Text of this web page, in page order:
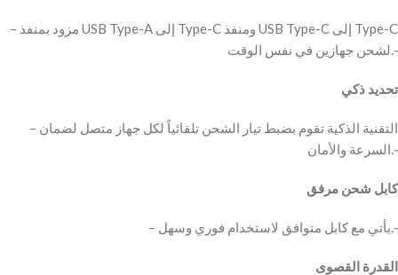
– مزود بمنفذ USB Type-A إلى Type-C ومنفذ USB Type-C إلى Type-C
لشحن جهازين في نفس الوقت.-
تحديد ذكي
– التقنية الذكية تقوم بضبط تيار الشحن تلقائياً لكل جهاز متصل لضمان
السرعة والأمان.-
كابل شحن مرفق
– يأتي مع كابل متوافق لاستخدام فوري وسهل.-
القدرة القصوى